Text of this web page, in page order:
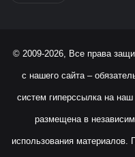
© 2009-2026, Все права
с нашего сайта –
систем гиперссылка на наш
размещена в
использования материалов.